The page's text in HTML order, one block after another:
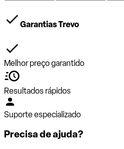
Garantias Trevo
Melhor preço garantido
Resultados rápidos
Suporte especializado
Precisa de ajuda?